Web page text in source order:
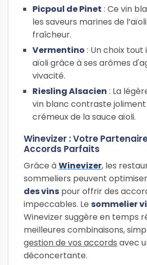
Picpoul de Pinet : Ce vin
les saveurs marines de
fraîcheur.
Vermentino : Un choix tout
aïoli grâce à ses arômes
vivacité.
Riesling Alsacien : La
vin blanc contraste
crémeux de la sauce aïoli.
Winevizer : Votre
Accords Parfaits
Grâce àWinevizer, les
sommeliers peuvent
des vins pour offrir des
impeccables. Le sommelier
Winevizer suggère en temps
meilleures combinaisons,
gestion de vos accords avec
déconcertante.